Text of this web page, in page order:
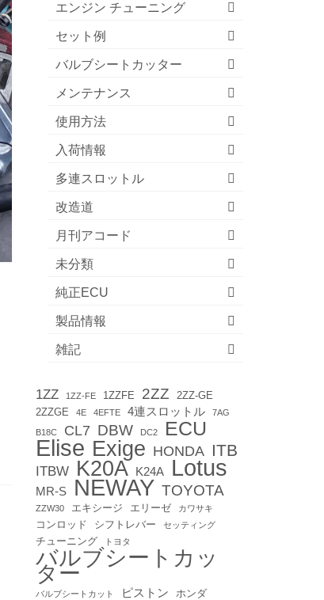
エンジン チューニング
セット例
バルブシートカッター
メンテナンス
使用方法
入荷情報
多連スロットル
改造道
月刊アコード
未分類
純正ECU
製品情報
雑記
1ZZ 1ZZ-FE 1ZZFE 2ZZ
2ZZ-GE
2ZZGE
4E 4EFTE 4連スロットル 7AG
B18C CL7 DBW DC2 ECU
Elise Exige HONDA ITB
ITBW K20A K24A Lotus
MR-S NEWAY TOYOTA
ZZW30 エキシージ エリーゼ カワサキ
コンロッド シフトレバー セッティング
チューニング トヨタ
バルブシートカッ
ター
バルブシートカット ピストン ホンダ